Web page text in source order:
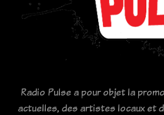
Radio Pulse a pour objet la
actuelles, des artistes locaux et